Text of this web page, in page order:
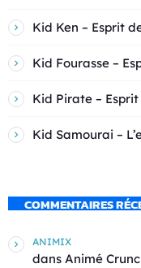
Kid Ken – Esprit
Kid Fourasse –
Kid Pirate –
Kid Samourai –
COMMENTAIRES
ANIMIX
dans Animé